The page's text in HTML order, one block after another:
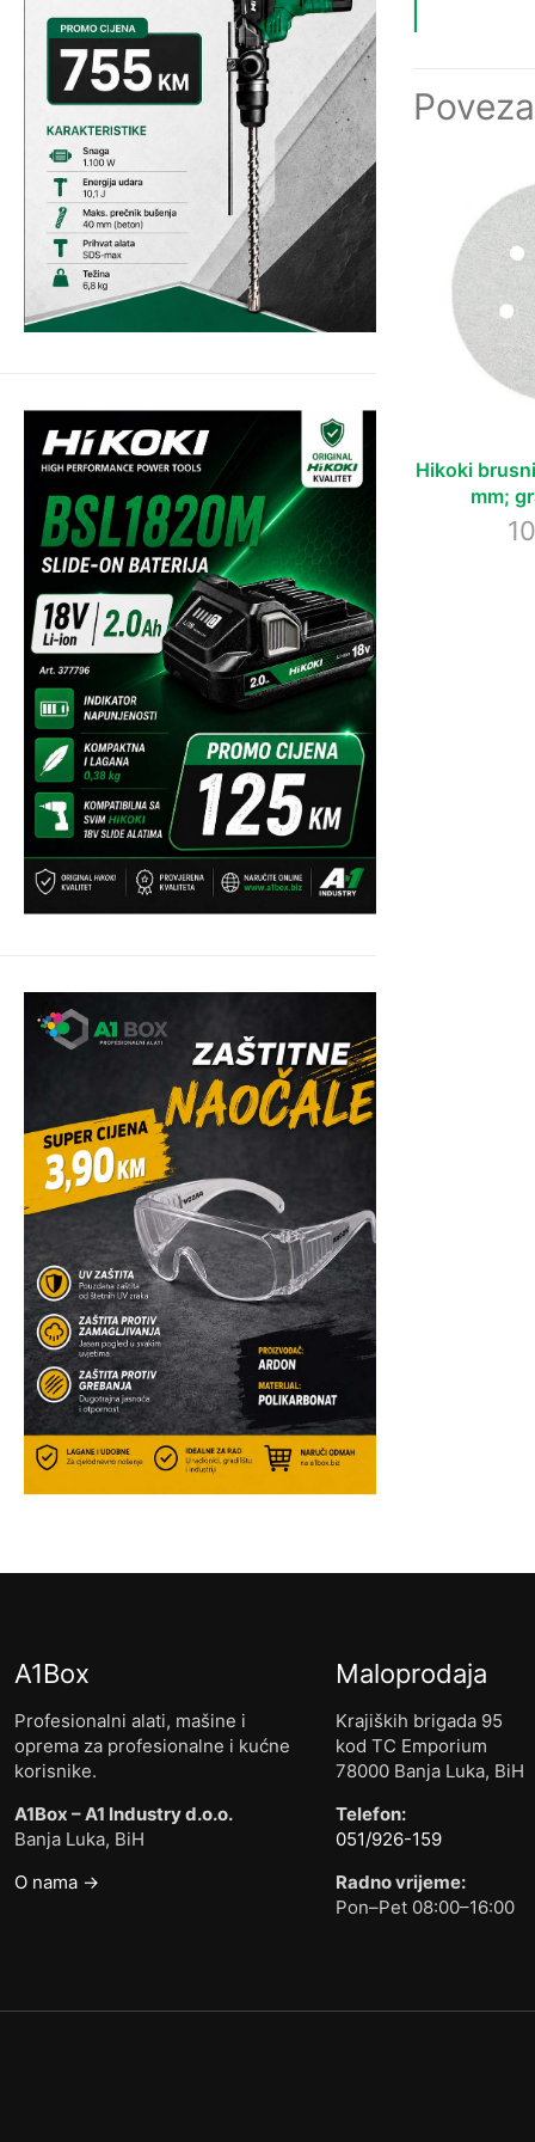
Hikoki
mm;
A1Box
Profesionalni alati, mašine i
oprema za profesionalne i kućne
korisnike.
A1Box – A1 Industry d.o.o.
Banja Luka, BiH
O nama →
Maloprodaja
Krajiških brigada 95
kod TC Emporium
78000 Banja Luka, BiH
Telefon:
051/926-159
Radno vrijeme:
Pon–Pet 08:00–16:00